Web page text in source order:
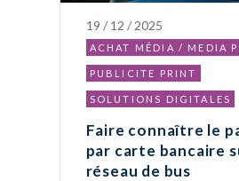
19 / 12 / 2025
ACHAT MÉDIA / MEDIA
PUBLICITE PRINT
SOLUTIONS DIGITALES
Faire connaître le
par carte bancaire
réseau de bus